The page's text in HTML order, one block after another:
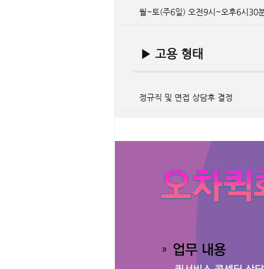
월~토(주6일) 오전9시~오후6시30
▶ 고용 형태
정규직 및 면접 상담후 결정